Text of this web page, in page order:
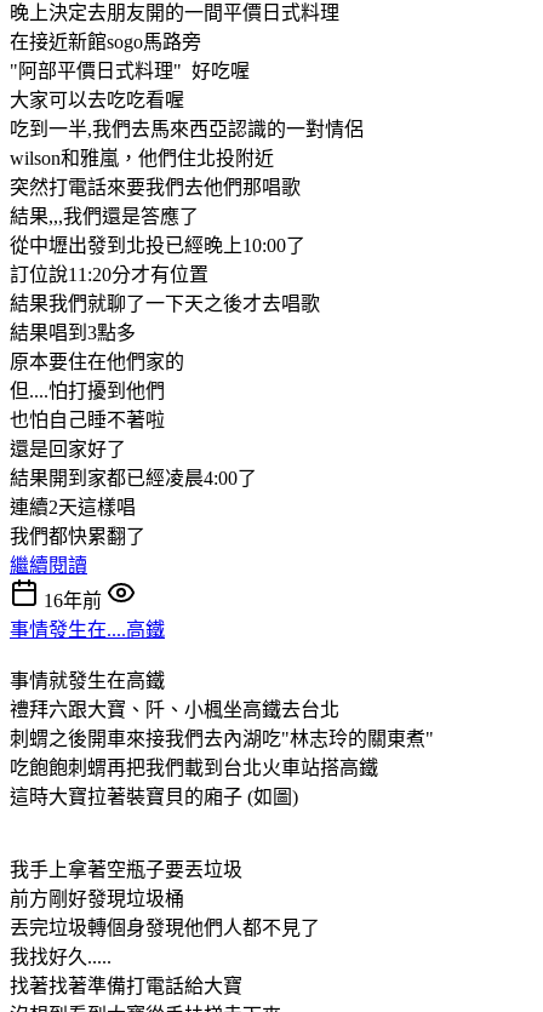
晚上決定去朋友開的一間平價日式料理
在接近新館sogo馬路旁
"阿部平價日式料理" 好吃喔
大家可以去吃吃看喔
吃到一半,我們去馬來西亞認識的一對情侶
wilson和雅嵐，他們住北投附近
突然打電話來要我們去他們那唱歌
結果,,,我們還是答應了
從中壢出發到北投已經晚上10:00了
訂位說11:20分才有位置
結果我們就聊了一下天之後才去唱歌
結果唱到3點多
原本要住在他們家的
但....怕打擾到他們
也怕自己睡不著啦
還是回家好了
結果開到家都已經凌晨4:00了
連續2天這樣唱
我們都快累翻了
繼續閱讀
16年前
事情發生在....高鐵
事情就發生在高鐵
禮拜六跟大寶、阡、小楓坐高鐵去台北
刺蝟之後開車來接我們去內湖吃"林志玲的關東煮"
吃飽飽刺蝟再把我們載到台北火車站搭高鐵
這時大寶拉著裝寶貝的廂子 (如圖)
我手上拿著空瓶子要丟垃圾
前方剛好發現垃圾桶
丟完垃圾轉個身發現他們人都不見了
我找好久.....
找著找著準備打電話給大寶